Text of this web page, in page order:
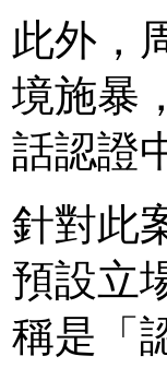
此外，
境施暴
話認證
針對此
預設立
稱是「